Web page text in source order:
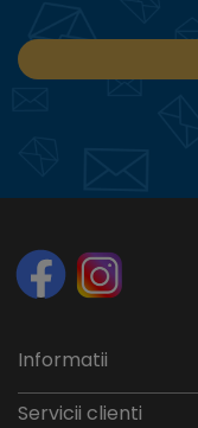
Informatii
Servicii clienti